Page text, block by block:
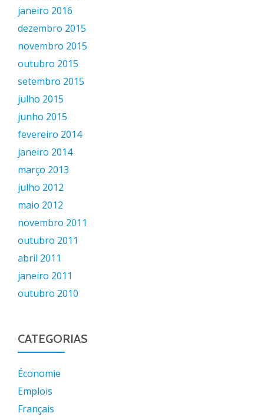
janeiro 2016
dezembro 2015
novembro 2015
outubro 2015
setembro 2015
julho 2015
junho 2015
fevereiro 2014
janeiro 2014
março 2013
julho 2012
maio 2012
novembro 2011
outubro 2011
abril 2011
janeiro 2011
outubro 2010
CATEGORIAS
Économie
Emplois
Français